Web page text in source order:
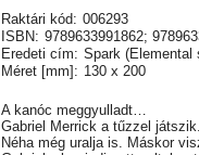
Raktári kód: 006293
ISBN: 9789633991862;
Eredeti cím: Spark (Elemental
Méret [mm]: 130 x 200
A kanóc meggyulladt…
Gabriel Merrick a tűzzel
Néha még uralja is. Máskor